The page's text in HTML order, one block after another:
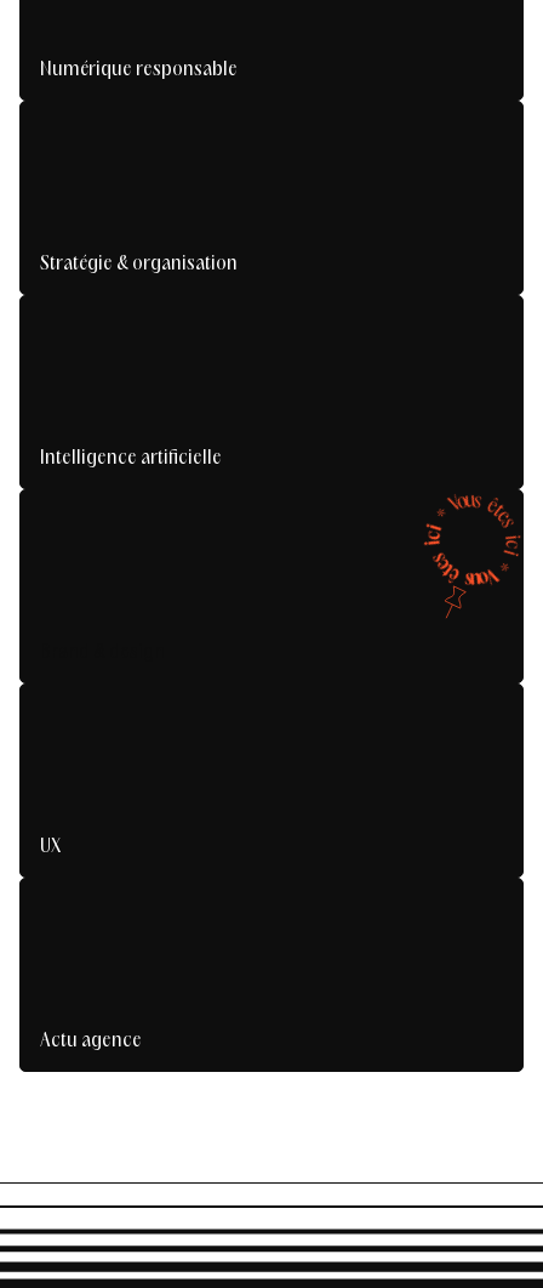
Numérique responsable
Stratégie & organisation
Intelligence artificielle
V
o
u
s
ê
t
e
s
i
c
i
*
Vous ê
t
e
s
i
c
i
*
UX
Actu agence